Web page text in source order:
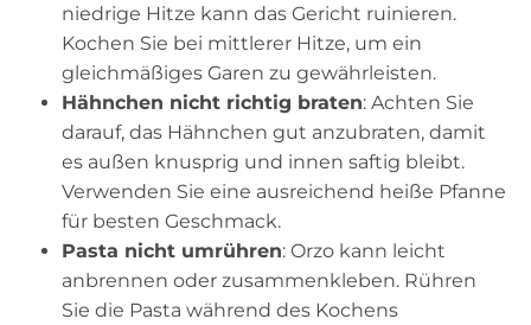
niedrige Hitze kann das Gericht ruinieren.
Kochen Sie bei mittlerer Hitze, um ein
gleichmäßiges Garen zu gewährleisten.
Hähnchen nicht richtig braten: Achten Sie
darauf, das Hähnchen gut anzubraten, damit
es außen knusprig und innen saftig bleibt.
Verwenden Sie eine ausreichend heiße Pfanne
für besten Geschmack.
Pasta nicht umrühren: Orzo kann leicht
anbrennen oder zusammenkleben. Rühren
Sie die Pasta während des Kochens